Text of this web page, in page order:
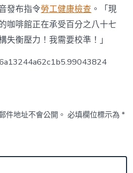
發布指令勞工健康檢查 。「現
咖啡館正在承受百分之八十七
失衡壓力！我需要校準！」
件地址不會公開。 必填欄位標示為*